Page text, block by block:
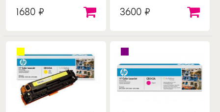
1680 ₽ 3600 ₽